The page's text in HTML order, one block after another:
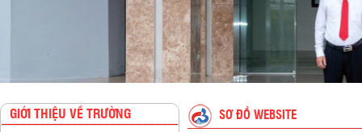
GIỚI THIỆU VỀ TRƯỜNG
SƠ ĐỒ WEBSITE